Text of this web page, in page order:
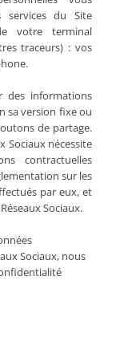
services du Site
votre terminal
traceurs) : vos
des informations
sa version fixe ou
de partage.
Sociaux nécessite
contractuelles
sur les
par eux, et
Sociaux.
Sociaux, nous